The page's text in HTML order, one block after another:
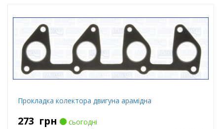
Прокладка колектора двигуна арамідна
273 грн
сьогодні